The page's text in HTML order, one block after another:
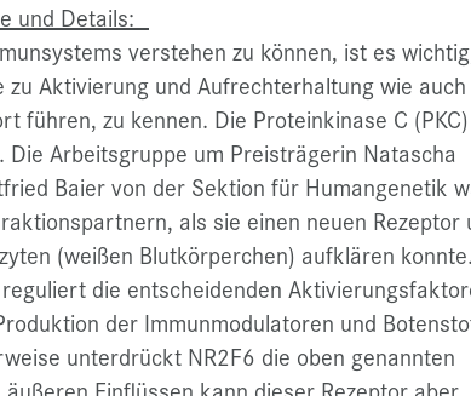
und Details:
verstehen zu können, ist es
Aktivierung und Aufrechterhaltung wie
führen, zu kennen. Die Proteinkinase C (PKC)
Die Arbeitsgruppe um Preisträgerin Natascha
Baier von der Sektion für Humangenetik
als sie einen neuen Rezeptor
(weißen Blutkörperchen) aufklären konnte.
die entscheidenden
der Immunmodulatoren und
unterdrückt NR2F6 die oben genannten